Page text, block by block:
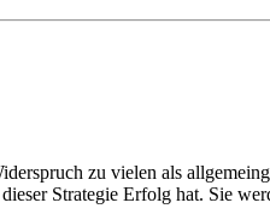
zu vielen als
Strategie Erfolg hat. Sie